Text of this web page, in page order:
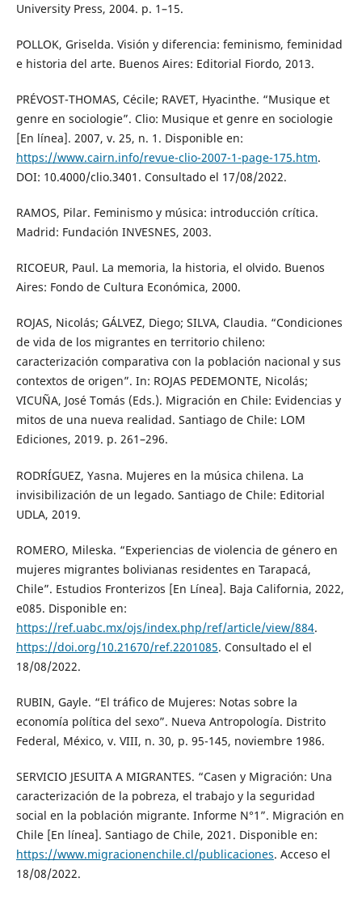
University Press, 2004. p. 1–15.
POLLOK, Griselda. Visión y diferencia: feminismo, feminidad
e historia del arte. Buenos Aires: Editorial Fiordo, 2013.
PRÉVOST-THOMAS, Cécile; RAVET, Hyacinthe. “Musique et
genre en sociologie”. Clio: Musique et genre en sociologie
[En línea]. 2007, v. 25, n. 1. Disponible en:
https://www.cairn.info/revue-clio-2007-1-page-175.htm.
DOI: 10.4000/clio.3401. Consultado el 17/08/2022.
RAMOS, Pilar. Feminismo y música: introducción crítica.
Madrid: Fundación INVESNES, 2003.
RICOEUR, Paul. La memoria, la historia, el olvido. Buenos
Aires: Fondo de Cultura Económica, 2000.
ROJAS, Nicolás; GÁLVEZ, Diego; SILVA, Claudia. “Condiciones
de vida de los migrantes en territorio chileno:
caracterización comparativa con la población nacional y sus
contextos de origen”. In: ROJAS PEDEMONTE, Nicolás;
VICUÑA, José Tomás (Eds.). Migración en Chile: Evidencias y
mitos de una nueva realidad. Santiago de Chile: LOM
Ediciones, 2019. p. 261–296.
RODRÍGUEZ, Yasna. Mujeres en la música chilena. La
invisibilización de un legado. Santiago de Chile: Editorial
UDLA, 2019.
ROMERO, Mileska. “Experiencias de violencia de género en
mujeres migrantes bolivianas residentes en Tarapacá,
Chile”. Estudios Fronterizos [En Línea]. Baja California, 2022,
e085. Disponible en:
https://ref.uabc.mx/ojs/index.php/ref/article/view/884.
https://doi.org/10.21670/ref.2201085. Consultado el el
18/08/2022.
RUBIN, Gayle. “El tráfico de Mujeres: Notas sobre la
economía política del sexo”. Nueva Antropología. Distrito
Federal, México, v. VIII, n. 30, p. 95-145, noviembre 1986.
SERVICIO JESUITA A MIGRANTES. “Casen y Migración: Una
caracterización de la pobreza, el trabajo y la seguridad
social en la población migrante. Informe N°1”. Migración en
Chile [En línea]. Santiago de Chile, 2021. Disponible en:
https://www.migracionenchile.cl/publicaciones. Acceso el
18/08/2022.